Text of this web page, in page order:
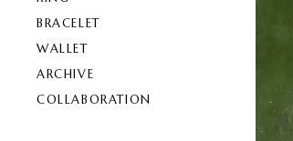
BRACELET
WALLET
ARCHIVE
COLLABORATION